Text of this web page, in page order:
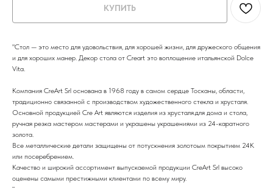
КУПИТЬ
"Стол — это место для удовольствия, для хорошей жизни, для дружеского общения
и для хороших манер. Декор стола от Creart это воплощение итальянской Dolce
Vita.
Компания CreArt Srl основана в 1968 году в самом сердце Тосканы, области,
традиционно связанной с производством художественного стекла и хрусталя.
Основной продукцией Cre Art являются изделия из хрусталя.для дома и стола,
ручная резка мастером мастерами и украшены украшениями из 24-каратного
золота.
Все металлические детали защищены от потускнения золотоым покрытием 24К
или посеребрением.
Качество и широкий ассортимент выпускаемой продукции CreArt Srl высоко
оценены самыми престижными клиентами по всему миру.